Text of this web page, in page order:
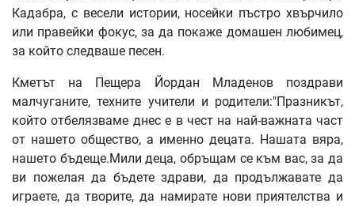
Кадабра, с весели истории, носейки пъстро хвърчило
или правейки фокус, за да покаже домашен любимец,
за който следваше песен.
Кметът на Пещера Йордан Младенов поздрави
малчуганите, техните учители и родители:"Празникът,
който отбелязваме днес е в чест на най-важната част
от нашето общество, а именно децата. Нашата вяра,
нашето бъдеще.Мили деца, обръщам се към вас, за да
ви пожелая да бъдете здрави, да продължавате да
играете, да творите, да намирате нови приятелства и